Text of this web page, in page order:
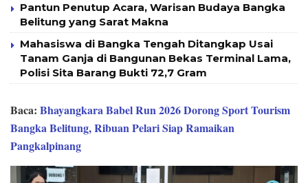
Pantun Penutup Acara, Warisan Budaya Bangka
Belitung yang Sarat Makna
Mahasiswa di Bangka Tengah Ditangkap Usai
Tanam Ganja di Bangunan Bekas Terminal Lama,
Polisi Sita Barang Bukti 72,7 Gram
Baca: Bhayangkara Babel Run 2026 Dorong Sport Tourism
Bangka Belitung, Ribuan Pelari Siap Ramaikan
Pangkalpinang